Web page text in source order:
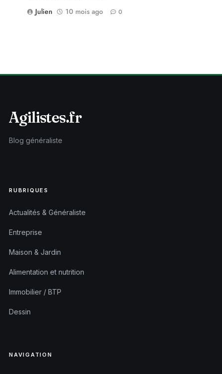
Julien 10 mois ago 0
Agilistes.fr
Blog généraliste
RUBRIQUES
Actualités & Généraliste
Entreprise
Maison & Jardin
Alimentation et nutrition
Immobilier / BTP
Dessin
NAVIGATION